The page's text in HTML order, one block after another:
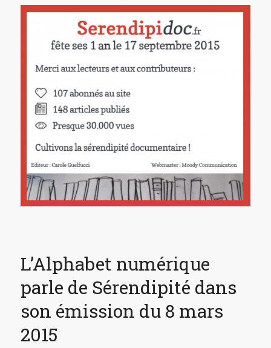
L’Alphabet numérique
parle de Sérendipité dans
son émission du 8 mars
2015